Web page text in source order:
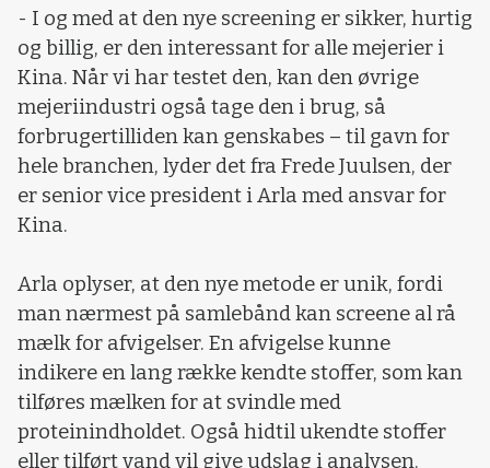
- I og med at den nye screening er sikker, hurtig
og billig, er den interessant for alle mejerier i
Kina. Når vi har testet den, kan den øvrige
mejeriindustri også tage den i brug, så
forbrugertilliden kan genskabes – til gavn for
hele branchen, lyder det fra Frede Juulsen, der
er senior vice president i Arla med ansvar for
Kina.
Arla oplyser, at den nye metode er unik, fordi
man nærmest på samlebånd kan screene al rå
mælk for afvigelser. En afvigelse kunne
indikere en lang række kendte stoffer, som kan
tilføres mælken for at svindle med
proteinindholdet. Også hidtil ukendte stoffer
eller tilført vand vil give udslag i analysen.